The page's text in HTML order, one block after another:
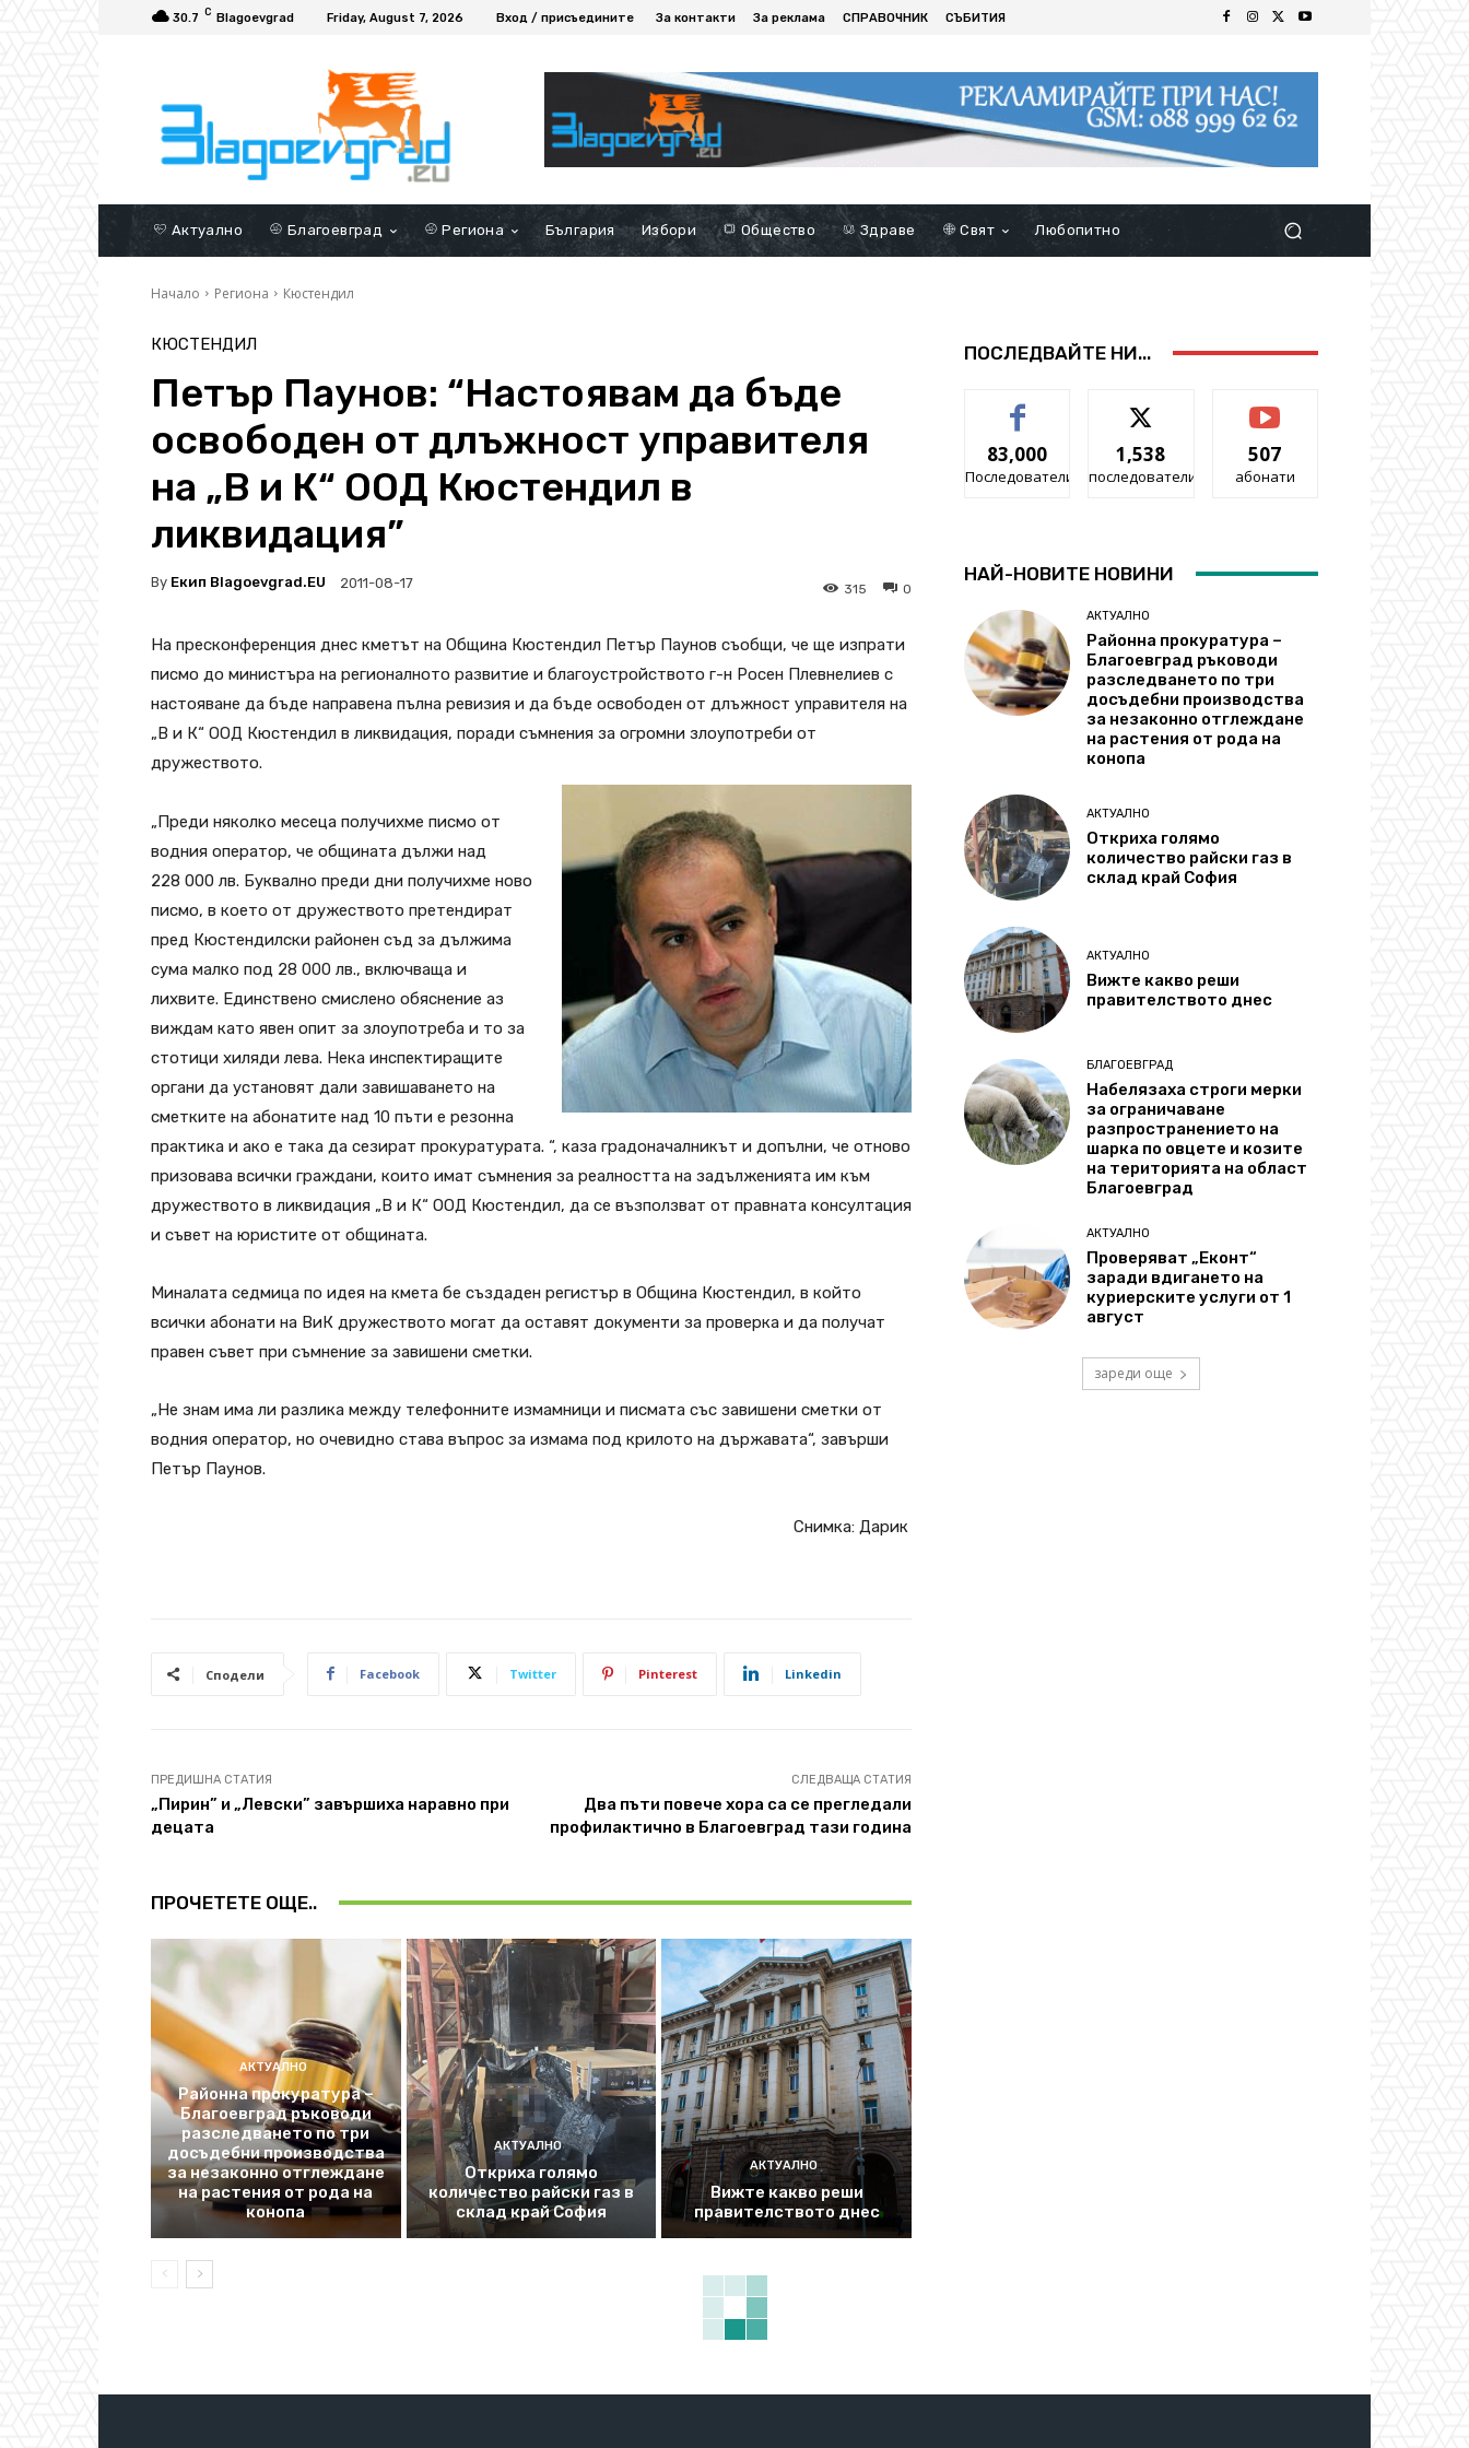
30.7 C Blagoevgrad Friday, August 7, 2026 Вход / присъедините За контакти За реклама СПРАВОЧНИК СЪБИТИЯ
Актуално Благоевград Региона България Избори Общество Здраве Свят Любопитно
Начало Региона Кюстендил
КЮСТЕНДИЛ
Петър Паунов: “Настоявам да бъде
освободен от длъжност управителя
на „В и К“ ООД Кюстендил в
ликвидация”
By Екип Blagoevgrad.EU 2011-08-17 0
315
На пресконференция днес кметът на Община Кюстендил Петър Паунов съобщи, че ще изпрати
писмо до министъра на регионалното развитие и благоустройството г-н Росен Плевнелиев с
настояване да бъде направена пълна ревизия и да бъде освободен от длъжност управителя на
„В и К“ ООД Кюстендил в ликвидация, поради съмнения за огромни злоупотреби от
дружеството.
„Преди няколко месеца получихме писмо от
водния оператор, че общината дължи над
228 000 лв. Буквално преди дни получихме ново
писмо, в което от дружеството претендират
пред Кюстендилски районен съд за дължима
сума малко под 28 000 лв., включваща и
лихвите. Единствено смислено обяснение аз
виждам като явен опит за злоупотреба и то за
стотици хиляди лева. Нека инспектиращите
органи да установят дали завишаването на
сметките на абонатите над 10 пъти е резонна
практика и ако е така да сезират прокуратурата. “, каза градоначалникът и допълни, че отново
призовава всички граждани, които имат съмнения за реалността на задълженията им към
дружеството в ликвидация „В и К“ ООД Кюстендил, да се възползват от правната консултация
и съвет на юристите от общината.
Миналата седмица по идея на кмета бе създаден регистър в Община Кюстендил, в който
всички абонати на ВиК дружеството могат да оставят документи за проверка и да получат
правен съвет при съмнение за завишени сметки.
„Не знам има ли разлика между телефонните измамници и писмата със завишени сметки от
водния оператор, но очевидно става въпрос за измама под крилото на държавата“, завърши
Петър Паунов.
Снимка: Дарик
Сподели Facebook Twitter Pinterest Linkedin
ПРЕДИШНА СТАТИЯ
„Пирин” и „Левски” завършиха наравно при
децата
СЛЕДВАЩА СТАТИЯ
Два пъти повече хора са се прегледали
профилактично в Благоевград тази година
ПРОЧЕТЕТЕ ОЩЕ..
АКТУАЛНО
Районна прокуратура –
Благоевград ръководи
разследването по три
досъдебни производства
за незаконно отглеждане
на растения от рода на
конопа
АКТУАЛНО
Откриха голямо
количество райски газ в
склад край София
АКТУАЛНО
Вижте какво реши
правителството днес
ПОСЛЕДВАЙТЕ НИ...
83,000
Последователи
1,538
последователи
507
абонати
НАЙ-НОВИТЕ НОВИНИ
АКТУАЛНО
Районна прокуратура –
Благоевград ръководи
разследването по три
досъдебни производства
за незаконно отглеждане
на растения от рода на
конопа
АКТУАЛНО
Откриха голямо
количество райски газ в
склад край София
АКТУАЛНО
Вижте какво реши
правителството днес
БЛАГОЕВГРАД
Набелязаха строги мерки
за ограничаване
разпространението на
шарка по овцете и козите
на територията на област
Благоевград
АКТУАЛНО
Проверяват „Еконт“
заради вдигането на
куриерските услуги от 1
август
зареди още